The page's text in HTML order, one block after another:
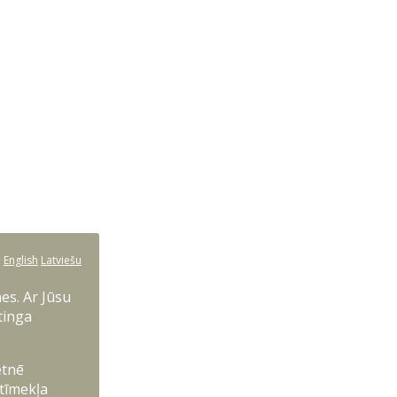
English Latviešu
Ar Jūsu